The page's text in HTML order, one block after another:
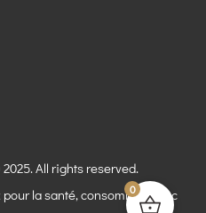
All rights reserved.
pour la santé, consommez avec
0